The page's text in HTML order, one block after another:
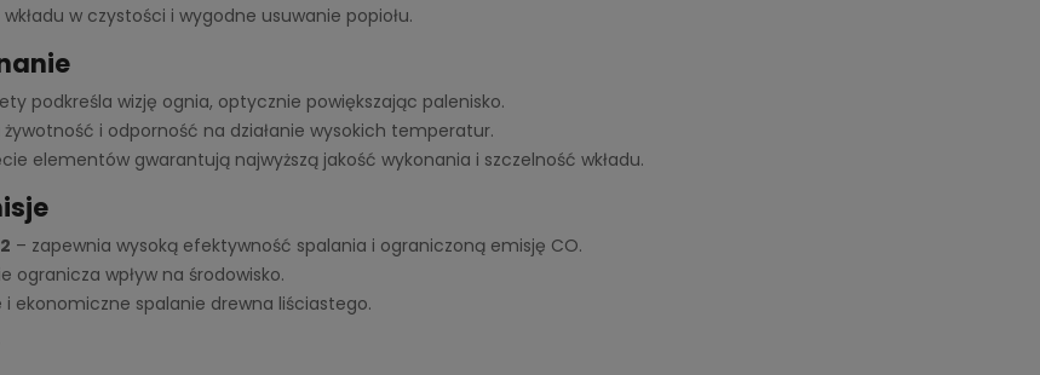
w czystości i wygodne usuwanie popiołu.
podkreśla wizję ognia, optycznie powiększając palenisko.
żywotność i odporność na działanie wysokich temperatur.
elementów gwarantują najwyższą jakość wykonania i szczelność wkładu.
– zapewnia wysoką efektywność spalania i ograniczoną emisję CO.
ogranicza wpływ na środowisko.
i ekonomiczne spalanie drewna liściastego.